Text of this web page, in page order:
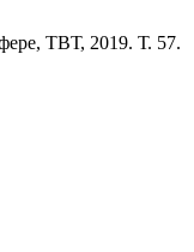
ТВТ, 2019. Т. 57.